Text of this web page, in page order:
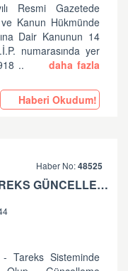
Resmi Gazetede
ve Kanun Hükmünde
Dair Kanunun 14
numarasında yer
..
daha fazla
Haberi Okudum!
Haber No:48525
EVRIMRPA- TAREKS GÜNCELLEMESI HAKKINDA (V: 11.50.2.6 BU VERSIYONDA EVRIMRPA- TAREKS MODULÜNDE GÜNCELLEME YAPILMIŞTIR. )
- Tareks Sisteminde